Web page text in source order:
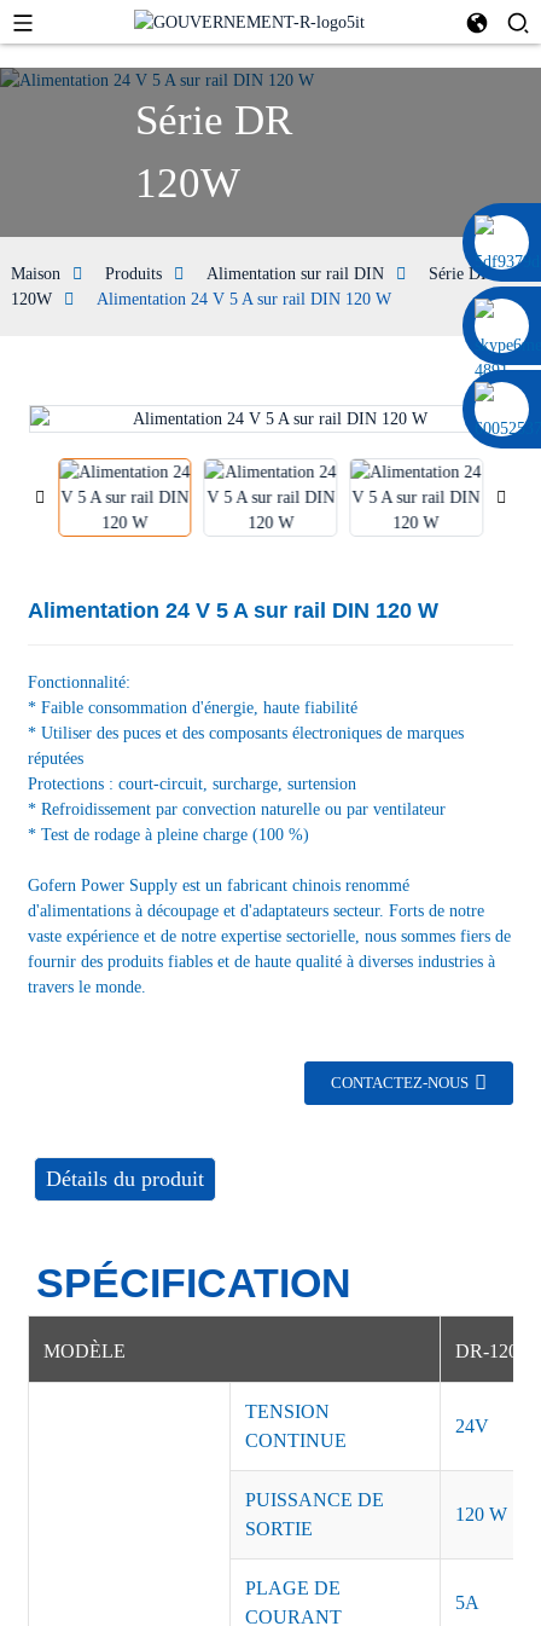
0086 13322920697
Série DR
120W
Maison Produits Alimentation sur rail DIN
Série DR
120W
Alimentation 24 V 5 A sur rail DIN 120 W
Alimentation 24 V 5 A sur rail DIN 120 W
Fonctionnalité:
* Faible consommation d'énergie, haute fiabilité
* Utiliser des puces et des composants électroniques de marques
réputées
Protections : court-circuit, surcharge, surtension
* Refroidissement par convection naturelle ou par ventilateur
* Test de rodage à pleine charge (100 %)
Gofern Power Supply est un fabricant chinois renommé
d'alimentations à découpage et d'adaptateurs secteur. Forts de notre
vaste expérience et de notre expertise sectorielle, nous sommes fiers de
fournir des produits fiables et de haute qualité à diverses industries à
travers le monde.
CONTACTEZ-NOUS
Détails du produit
SPÉCIFICATION
MODÈLE DR-120-
TENSION
CONTINUE
24V
PUISSANCE DE
SORTIE
120 W
PLAGE DE
COURANT
5A